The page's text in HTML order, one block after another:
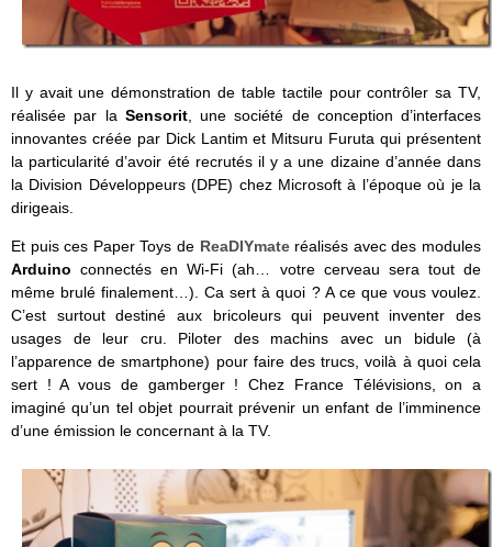
Il y avait une démonstration de table tactile pour contrôler sa TV,
réalisée par la Sensorit, une société de conception d’interfaces
innovantes créée par Dick Lantim et Mitsuru Furuta qui présentent
la particularité d’avoir été recrutés il y a une dizaine d’année dans
la Division Développeurs (DPE) chez Microsoft à l’époque où je la
dirigeais.
Et puis ces Paper Toys de ReaDIYmate réalisés avec des modules
Arduino connectés en Wi-Fi (ah… votre cerveau sera tout de
même brulé finalement…). Ca sert à quoi ? A ce que vous voulez.
C’est surtout destiné aux bricoleurs qui peuvent inventer des
usages de leur cru. Piloter des machins avec un bidule (à
l’apparence de smartphone) pour faire des trucs, voilà à quoi cela
sert ! A vous de gamberger ! Chez France Télévisions, on a
imaginé qu’un tel objet pourrait prévenir un enfant de l’imminence
d’une émission le concernant à la TV.